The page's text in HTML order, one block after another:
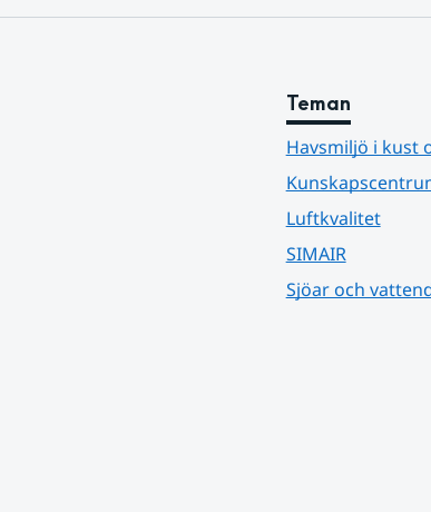
Teman
Havsmiljö i kust
Luftkvalitet
SIMAIR
Sjöar och